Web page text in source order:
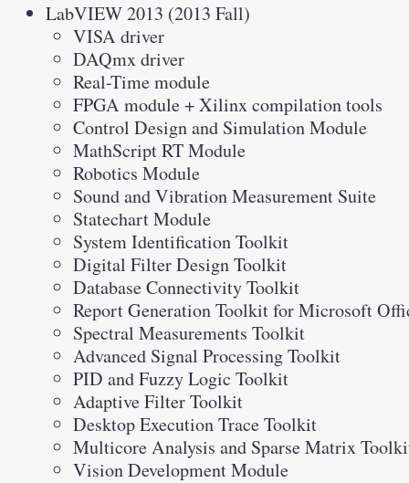
LabVIEW 2013 (2013 Fall)
VISA driver
DAQmx driver
Real-Time module
FPGA module + Xilinx compilation tools
Control Design and Simulation Module
MathScript RT Module
Robotics Module
Sound and Vibration Measurement Suite
Statechart Module
System Identification Toolkit
Digital Filter Design Toolkit
Database Connectivity Toolkit
Report Generation Toolkit for Microsoft
Spectral Measurements Toolkit
Advanced Signal Processing Toolkit
PID and Fuzzy Logic Toolkit
Adaptive Filter Toolkit
Desktop Execution Trace Toolkit
Multicore Analysis and Sparse Matrix
Vision Development Module